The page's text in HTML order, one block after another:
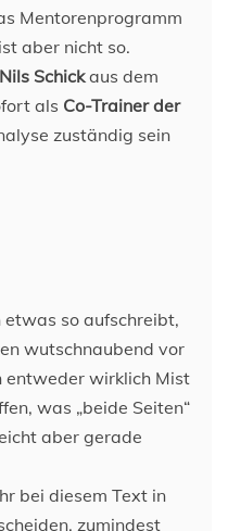
Mentorenprogramm
aber nicht so.
Nils Schickaus dem
als Co-Trainer der
zuständig sein
so aufschreibt,
wutschnaubend vor
entweder wirklich Mist
was „beide Seiten“
aber gerade
bei diesem Text in
zumindest